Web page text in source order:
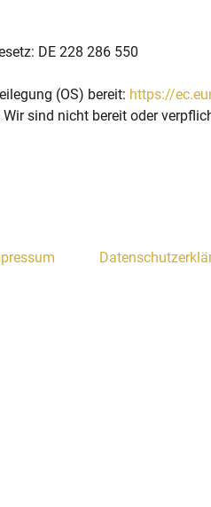
DE 228 286 550
(OS) bereit: https://
sind nicht bereit oder